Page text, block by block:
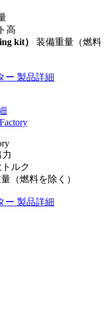
高
kit） 装備重量（燃料
ー 製品詳細
ルク
（燃料を除く）
ー 製品詳細